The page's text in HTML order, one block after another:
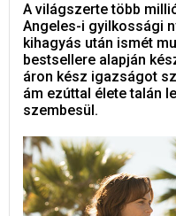
A világszerte több
Angeles-i gyilkossági
kihagyás után ismét
bestsellere alapján
áron kész igazságot
ám ezúttal élete talán
szembesül.